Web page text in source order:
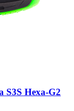
S3S Hexa-G2